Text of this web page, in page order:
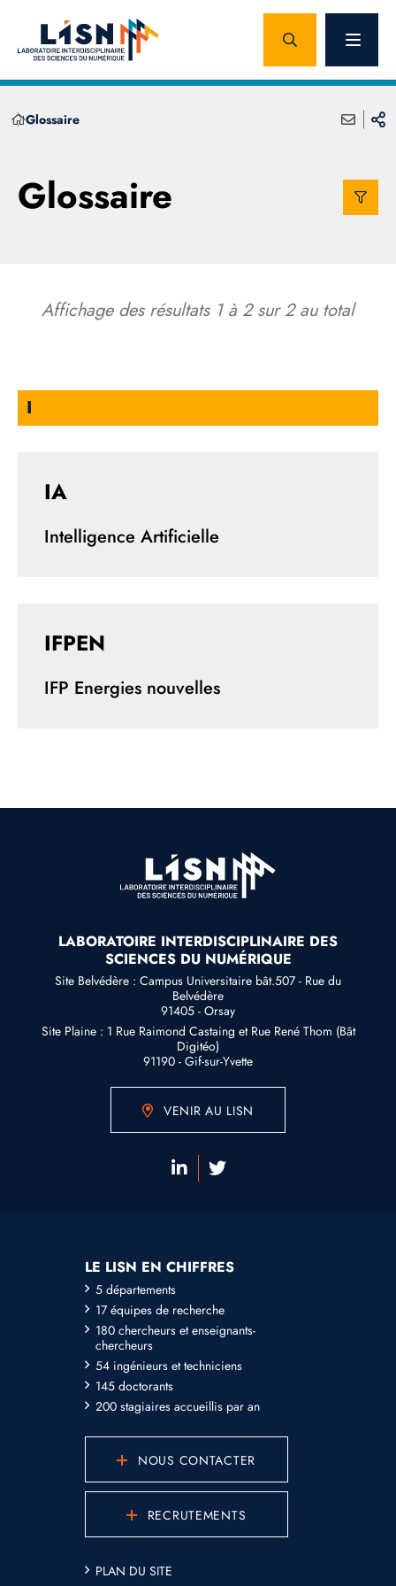
Glossaire
Glossaire
Affichage des résultats 1à 2sur2au total
I
IA
Intelligence Artificielle
IFPEN
IFP Energies nouvelles
LABORATOIRE INTERDISCIPLINAIRE DES
SCIENCES DU NUMÉRIQUE
Site Belvédère : Campus Universitaire bât.507 - Rue du
Belvédère
91405 - Orsay
Site Plaine : 1 Rue Raimond Castaing et Rue René Thom (Bât
Digitéo)
91190 - Gif-sur-Yvette
VENIR AU LISN
LE LISN EN CHIFFRES
5 départements
17 équipes de recherche
180 chercheurs et enseignants-
chercheurs
54 ingénieurs et techniciens
145 doctorants
200 stagiaires accueillis par an
NOUS CONTACTER
RECRUTEMENTS
PLAN DU SITE